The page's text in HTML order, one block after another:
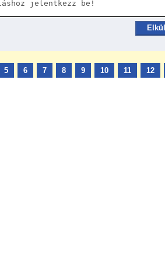
5 6 7 8 9 10 11 12